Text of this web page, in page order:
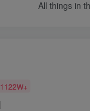
All things in
1122W+